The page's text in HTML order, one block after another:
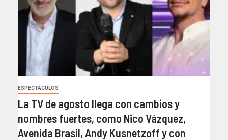
ESPECTACULOS
La TV de agosto llega con cambios y
nombres fuertes, como Nico Vázquez,
Avenida Brasil, Andy Kusnetzoff y con